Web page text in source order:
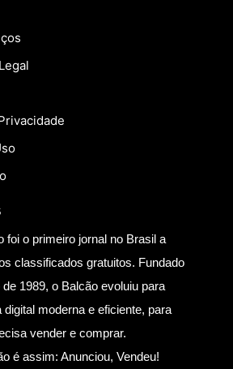
foi o primeiro jornal no Brasil a
classificados gratuitos. Fundado
1989, o Balcão evoluiu para
digital moderna e eficiente, para
vender e comprar.
é assim: Anunciou, Vendeu!